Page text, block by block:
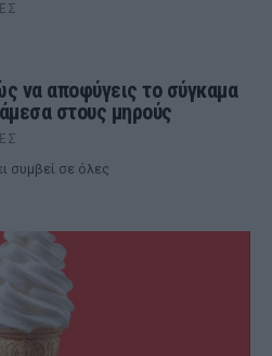
να αποφύγεις το σύγκαμα
στους μηρούς
συμβεί σε όλες